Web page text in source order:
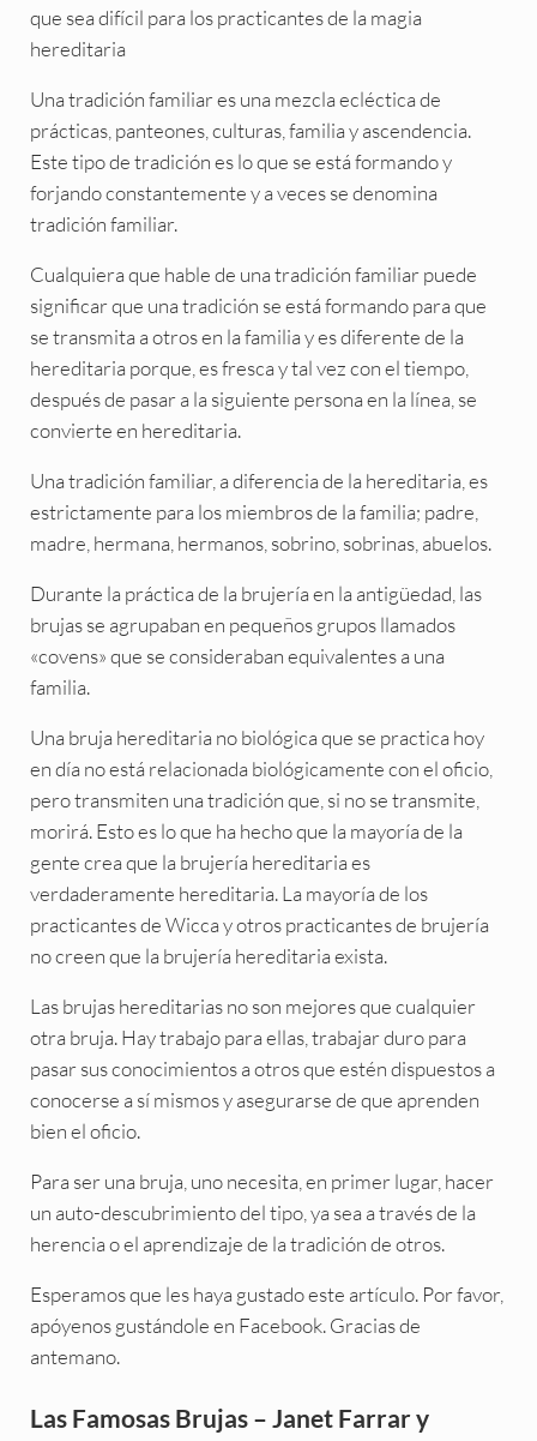
que sea difícil para los practicantes de la magia
hereditaria
Una tradición familiar es una mezcla ecléctica de
prácticas, panteones, culturas, familia y ascendencia.
Este tipo de tradición es lo que se está formando y
forjando constantemente y a veces se denomina
tradición familiar.
Cualquiera que hable de una tradición familiar puede
significar que una tradición se está formando para que
se transmita a otros en la familia y es diferente de la
hereditaria porque, es fresca y tal vez con el tiempo,
después de pasar a la siguiente persona en la línea, se
convierte en hereditaria.
Una tradición familiar, a diferencia de la hereditaria, es
estrictamente para los miembros de la familia; padre,
madre, hermana, hermanos, sobrino, sobrinas, abuelos.
Durante la práctica de la brujería en la antigüedad, las
brujas se agrupaban en pequeños grupos llamados
«covens» que se consideraban equivalentes a una
familia.
Una bruja hereditaria no biológica que se practica hoy
en día no está relacionada biológicamente con el oficio,
pero transmiten una tradición que, si no se transmite,
morirá. Esto es lo que ha hecho que la mayoría de la
gente crea que la brujería hereditaria es
verdaderamente hereditaria. La mayoría de los
practicantes de Wicca y otros practicantes de brujería
no creen que la brujería hereditaria exista.
Las brujas hereditarias no son mejores que cualquier
otra bruja. Hay trabajo para ellas, trabajar duro para
pasar sus conocimientos a otros que estén dispuestos a
conocerse a sí mismos y asegurarse de que aprenden
bien el oficio.
Para ser una bruja, uno necesita, en primer lugar, hacer
un auto-descubrimiento del tipo, ya sea a través de la
herencia o el aprendizaje de la tradición de otros.
Esperamos que les haya gustado este artículo. Por favor,
apóyenos gustándole en Facebook. Gracias de
antemano.
Las Famosas Brujas – Janet Farrar y